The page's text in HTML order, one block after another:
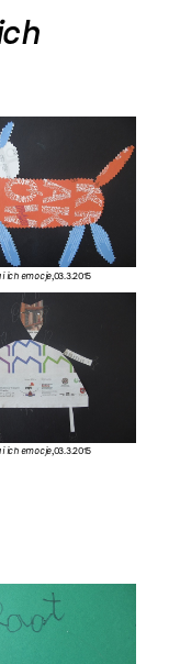
i ich emocje,03.3.2015
i ich emocje,03.3.2015